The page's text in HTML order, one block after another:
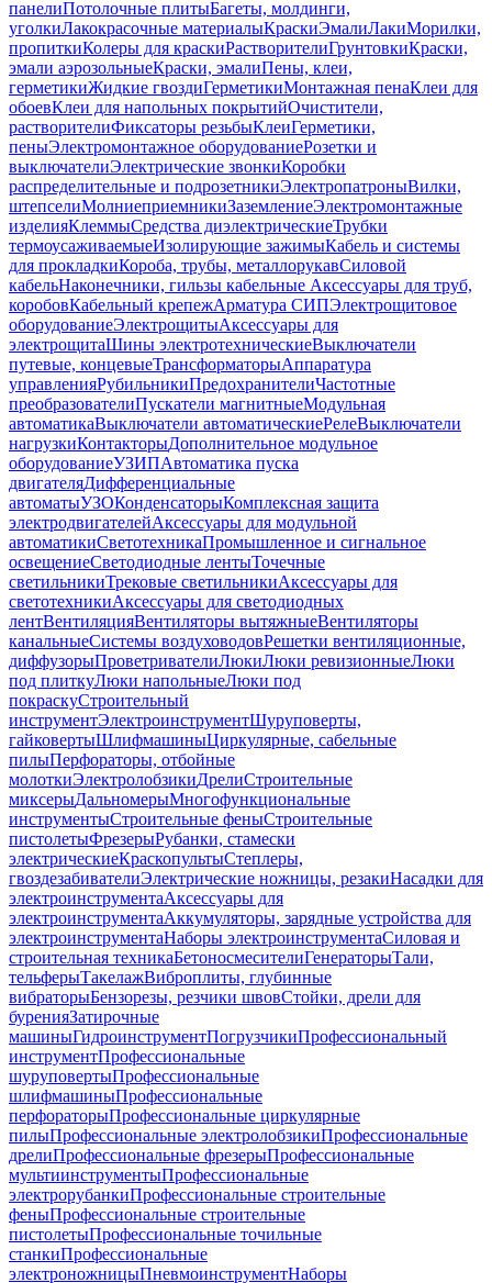
панелиПотолочные плитыБагеты, молдинги,
уголкиЛакокрасочные материалыКраскиЭмалиЛакиМорилки,
пропиткиКолеры для краскиРастворителиГрунтовкиКраски,
эмали аэрозольныеКраски, эмалиПены, клеи,
герметикиЖидкие гвоздиГерметикиМонтажная пенаКлеи для
обоевКлеи для напольных покрытийОчистители,
растворителиФиксаторы резьбыКлеиГерметики,
пеныЭлектромонтажное оборудованиеРозетки и
выключателиЭлектрические звонкиКоробки
распределительные и подрозетникиЭлектропатроныВилки,
штепселиМолниеприемникиЗаземлениеЭлектромонтажные
изделияКлеммыСредства диэлектрическиеТрубки
термоусаживаемыеИзолирующие зажимыКабель и системы
для прокладкиКороба, трубы, металлорукавСиловой
кабельНаконечники, гильзы кабельные Аксессуары для труб,
коробовКабельный крепежАрматура СИПЭлектрощитовое
оборудованиеЭлектрощитыАксессуары для
электрощитаШины электротехническиеВыключатели
путевые, концевыеТрансформаторыАппаратура
управленияРубильникиПредохранителиЧастотные
преобразователиПускатели магнитныеМодульная
автоматикаВыключатели автоматическиеРелеВыключатели
нагрузкиКонтакторыДополнительное модульное
оборудованиеУЗИПАвтоматика пуска
двигателяДифференциальные
автоматыУЗОКонденсаторыКомплексная защита
электродвигателейАксессуары для модульной
автоматикиСветотехникаПромышленное и сигнальное
освещениеСветодиодные лентыТочечные
светильникиТрековые светильникиАксессуары для
светотехникиАксессуары для светодиодных
лентВентиляцияВентиляторы вытяжныеВентиляторы
канальныеСистемы воздуховодовРешетки вентиляционные,
диффузорыПроветривателиЛюкиЛюки ревизионныеЛюки
под плиткуЛюки напольныеЛюки под
покраскуСтроительный
инструментЭлектроинструментШуруповерты,
гайковертыШлифмашиныЦиркулярные, сабельные
пилыПерфораторы, отбойные
молоткиЭлектролобзикиДрелиСтроительные
миксерыДальномерыМногофункциональные
инструментыСтроительные феныСтроительные
пистолетыФрезерыРубанки, стамески
электрическиеКраскопультыСтеплеры,
гвоздезабивателиЭлектрические ножницы, резакиНасадки для
электроинструментаАксессуары для
электроинструментаАккумуляторы, зарядные устройства для
электроинструментаНаборы электроинструментаСиловая и
строительная техникаБетоносмесителиГенераторыТали,
тельферыТакелажВиброплиты, глубинные
вибраторыБензорезы, резчики швовСтойки, дрели для
буренияЗатирочные
машиныГидроинструментПогрузчикиПрофессиональный
инструментПрофессиональные
шуруповертыПрофессиональные
шлифмашиныПрофессиональные
перфораторыПрофессиональные циркулярные
пилыПрофессиональные электролобзикиПрофессиональные
дрелиПрофессиональные фрезерыПрофессиональные
мультиинструментыПрофессиональные
электрорубанкиПрофессиональные строительные
феныПрофессиональные строительные
пистолетыПрофессиональные точильные
станкиПрофессиональные
электроножницыПневмоинструментНаборы